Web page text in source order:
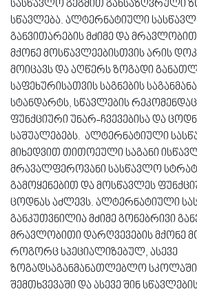
სასწავლო გეგმით განსაზღვრული
სწავლება. ალტერნატიული
განვითარების მძიმე და
მქონე მოსწავლეებისთვის არის
მოიცავს და აღწერს ზოგადი
საფეხურისათვის საგნების
სტანდარტს, სწავლების
ფუნქციური უნარ-ჩვევებისა და
საშუალებებს. ალტერნატიული
მიხედვით თითოეული საგანი
მრავალფეროვანი სასწავლო
გამოყენებით და მოსწავლეს
ცოდნას აძლევს. ალტერნატიული
განკუთვნილია მძიმე გონებრივი
მრავლობითი დარღვევების მქონე
როგორც სპეციალიზებულ, ასევე
ზოგადსაგანმანათლებლო სკოლაში
შემთხვევაში და ასევე შინ